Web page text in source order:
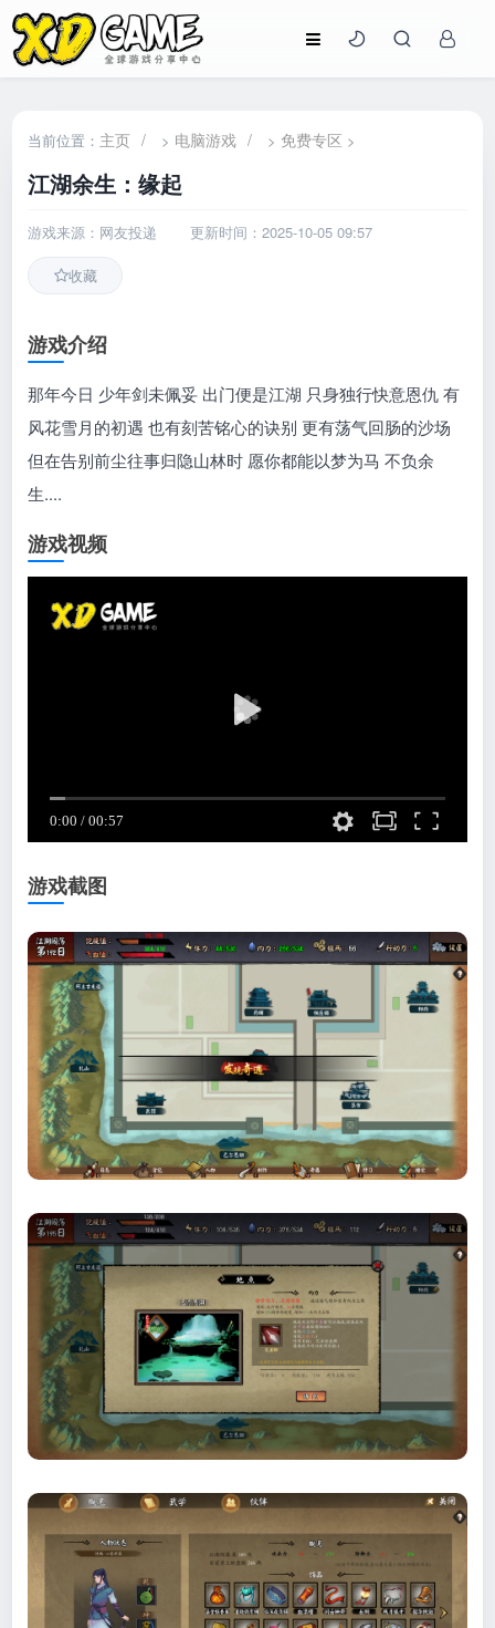
当前位置： 主页 / > 电脑游戏 / > 免费专区 >
江湖余生：缘起
游戏来源：网友投递 更新时间：2025-10-05 09:57
收藏
游戏介绍
那年今日 少年剑未佩妥 出门便是江湖 只身独行快意恩仇 有
风花雪月的初遇 也有刻苦铭心的诀别 更有荡气回肠的沙场
但在告别前尘往事归隐山林时 愿你都能以梦为马 不负余
生....
游戏视频
游戏截图